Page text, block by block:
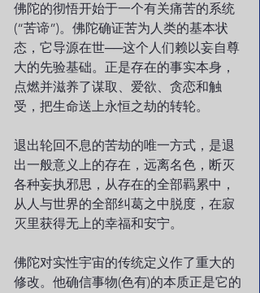
佛陀的彻悟开始于一个有关痛苦的系统
(“苦谛”)。佛陀确证苦为人类的基本状
态，它导源在世──这个人们赖以妄自尊
大的先验基础。正是存在的事实本身，
点燃并滋养了谋取、爱欲、贪恋和触
受，把生命送上永恒之劫的转轮。
退出轮回不息的苦劫的唯一方式，是退
出一般意义上的存在，远离名色，断灭
各种妄执邪思，从存在的全部羁累中，
从人与世界的全部纠葛之中脱度，在寂
灭里获得无上的幸福和安宁。
佛陀对实性宇宙的传统定义作了重大的
修改。他确信事物(色有)的本质正是它的